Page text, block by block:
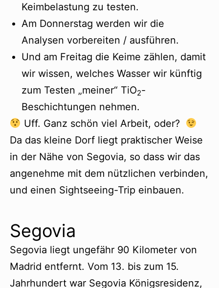
Keimbelastung zu testen.
Am Donnerstag werden wir die
Analysen vorbereiten / ausführen.
Und am Freitag die Keime zählen, damit
wir wissen, welches Wasser wir künftig
zum Testen „meiner“ TiO2-
Beschichtungen nehmen.
Uff. Ganz schön viel Arbeit, oder?
Da das kleine Dorf liegt praktischer Weise
in der Nähe von Segovia, so dass wir das
angenehme mit dem nützlichen verbinden,
und einen Sightseeing-Trip einbauen.
Segovia
Segovia liegt ungefähr 90 Kilometer von
Madrid entfernt. Vom 13. bis zum 15.
Jahrhundert war Segovia Königsresidenz,